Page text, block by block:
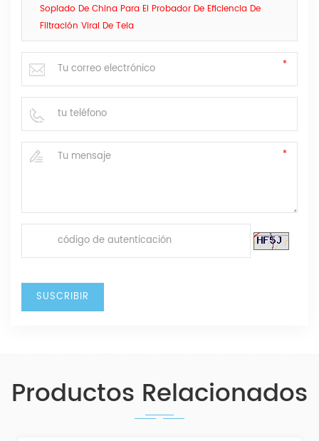
Soplado De China Para El Probador De Eficiencia De
Filtración Viral De Tela
Productos Relacionados